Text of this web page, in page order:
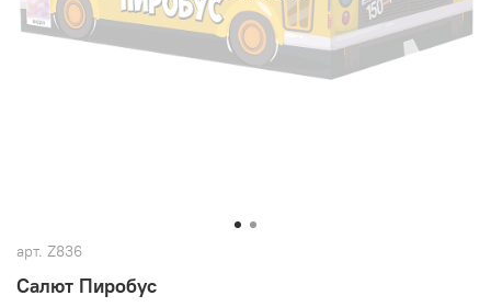
арт. Z836
Салют Пиробус